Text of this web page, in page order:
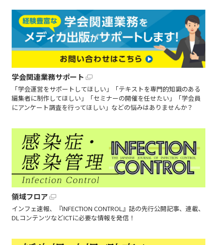
学会関連業務サポート
「学会運営をサポートしてほしい」「テキストを専門的知識のある
編集者に制作してほしい」「セミナーの開催を任せたい」「学会員
にアンケート調査を行ってほしい」などの悩みはありませんか？
領域フロア
インフェ速報、『INFECTION CONTROL』誌の先行公開記事、連載、
DLコンテンツなどICTに必要な情報を発信！